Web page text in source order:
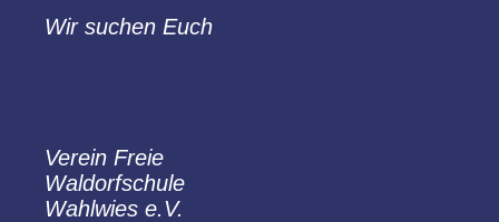
Wir suchen Euch
Verein Freie
Waldorfschule
Wahlwies e.V.